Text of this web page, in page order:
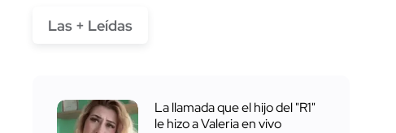
Las + Leídas
La llamada que el hijo del "R1"
le hizo a Valeria en vivo